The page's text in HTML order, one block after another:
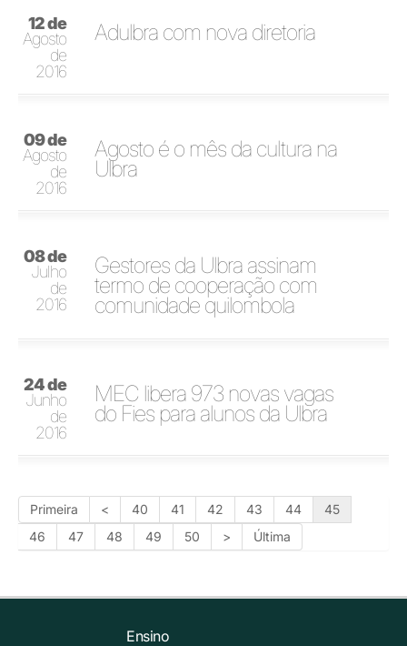
12 de
Agosto
de
2016
Adulbra com nova diretoria
09 de
Agosto
de
2016
Agosto é o mês da cultura na
Ulbra
08 de
Julho
de
2016
Gestores da Ulbra assinam
termo de cooperação com
comunidade quilombola
24 de
Junho
de
2016
MEC libera 973 novas vagas
do Fies para alunos da Ulbra
Primeira < 40 41 42 43 44
45
46
47 48 49 50 > Última
Ensino